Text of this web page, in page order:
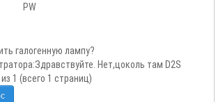
PW
галогенную лампу?
Здравствуйте. Нет,цоколь там D2S
1 (всего 1 страниц)